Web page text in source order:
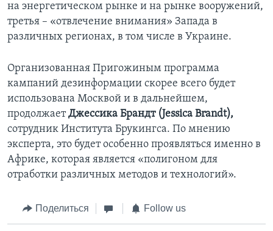
на энергетическом рынке и на рынке вооружений,
третья – «отвлечение внимания» Запада в
различных регионах, в том числе в Украине.
Организованная Пригожиным программа
кампаний дезинформации скорее всего будет
использована Москвой и в дальнейшем,
продолжаетДжессика Брандт (Jessica Brandt),
сотрудник Института Брукингса. По мнению
эксперта, это будет особенно проявляться именно в
Африке, которая является «полигоном для
отработки различных методов и технологий».
Поделиться Follow us